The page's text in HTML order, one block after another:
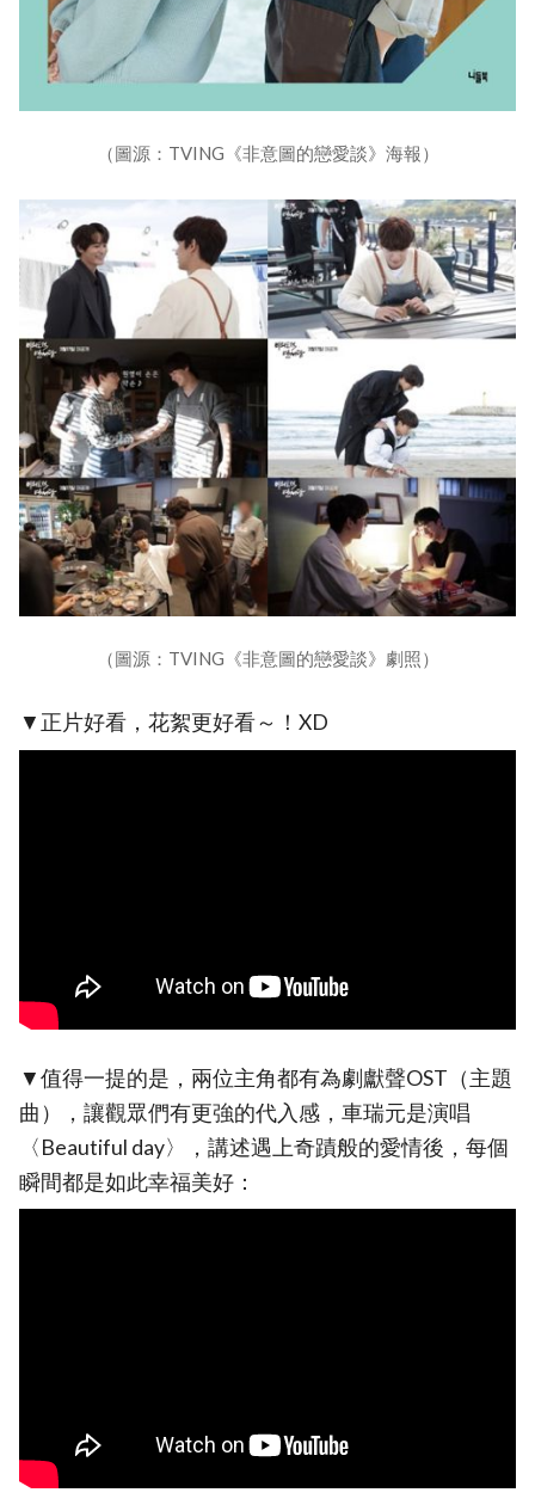
（圖源：TVING《非意圖的戀愛談》海報）
（圖源：TVING《非意圖的戀愛談》劇照）
▼正片好看，花絮更好看～！XD
▼值得一提的是，兩位主角都有為劇獻聲OST（主題
曲），讓觀眾們有更強的代入感，車瑞元是演唱
〈Beautiful day〉，講述遇上奇蹟般的愛情後，每個
瞬間都是如此幸福美好：